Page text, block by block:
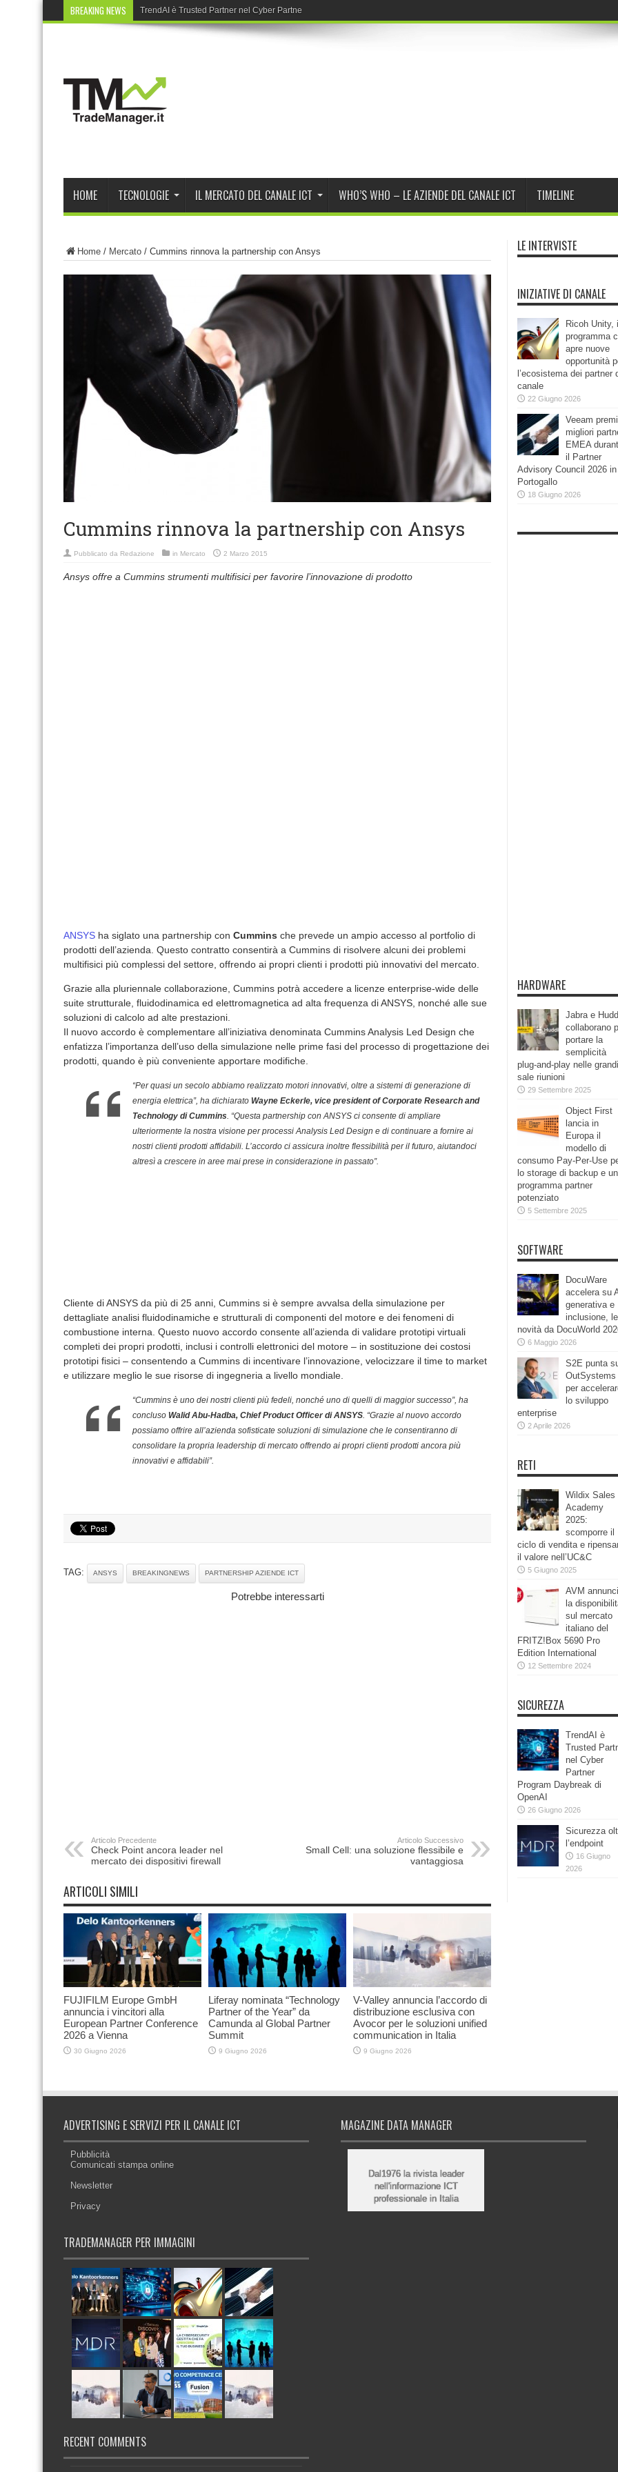
BREAKING NEWS TrendAI è Trusted Partner nel Cyber Partner Program Daybreak di O
HOME TECNOLOGIE IL MERCATO DEL CANALE ICT WHO’S WHO – LE AZIENDE DEL CANALE ICT TIMELINE
Home / Mercato / Cummins rinnova la partnership con Ansys
Cummins rinnova la partnership con Ansys
Pubblicato da Redazione in Mercato 2 Marzo 2015
Ansys offre a Cummins strumenti multifisici per favorire l’innovazione di prodotto
ANSYS ha siglato una partnership con Cummins che prevede un ampio accesso al portfolio di
prodotti dell’azienda. Questo contratto consentirà a Cummins di risolvere alcuni dei problemi
multifisici più complessi del settore, offrendo ai propri clienti i prodotti più innovativi del mercato.
Grazie alla pluriennale collaborazione, Cummins potrà accedere a licenze enterprise-wide delle
suite strutturale, fluidodinamica ed elettromagnetica ad alta frequenza di ANSYS, nonché alle sue
soluzioni di calcolo ad alte prestazioni.
Il nuovo accordo è complementare all’iniziativa denominata Cummins Analysis Led Design che
enfatizza l’importanza dell’uso della simulazione nelle prime fasi del processo di progettazione dei
prodotti, quando è più conveniente apportare modifiche.
“Per quasi un secolo abbiamo realizzato motori innovativi, oltre a sistemi di generazione di
energia elettrica”, ha dichiarato Wayne Eckerle, vice president of Corporate Research and
Technology di Cummins. “Questa partnership con ANSYS ci consente di ampliare
ulteriormente la nostra visione per processi Analysis Led Design e di continuare a fornire ai
nostri clienti prodotti affidabili. L’accordo ci assicura inoltre flessibilità per il futuro, aiutandoci
altresì a crescere in aree mai prese in considerazione in passato”.
Cliente di ANSYS da più di 25 anni, Cummins si è sempre avvalsa della simulazione per
dettagliate analisi fluidodinamiche e strutturali di componenti del motore e dei fenomeni di
combustione interna. Questo nuovo accordo consente all’azienda di validare prototipi virtuali
completi dei propri prodotti, inclusi i controlli elettronici del motore – in sostituzione dei costosi
prototipi fisici – consentendo a Cummins di incentivare l’innovazione, velocizzare il time to market
e utilizzare meglio le sue risorse di ingegneria a livello mondiale.
“Cummins è uno dei nostri clienti più fedeli, nonché uno di quelli di maggior successo”, ha
concluso Walid Abu-Hadba, Chief Product Officer di ANSYS. “Grazie al nuovo accordo
possiamo offrire all’azienda sofisticate soluzioni di simulazione che le consentiranno di
consolidare la propria leadership di mercato offrendo ai propri clienti prodotti ancora più
innovativi e affidabili”.
TAG: ANSYS BREAKINGNEWS PARTNERSHIP AZIENDE ICT
Potrebbe interessarti
Articolo Precedente
Check Point ancora leader nel
mercato dei dispositivi firewall
Articolo Successivo
Small Cell: una soluzione flessibile e
vantaggiosa
ARTICOLI SIMILI
FUJIFILM Europe GmbH
annuncia i vincitori alla
European Partner Conference
2026 a Vienna
30 Giugno 2026
Liferay nominata “Technology
Partner of the Year” da
Camunda al Global Partner
Summit
9 Giugno 2026
V-Valley annuncia l’accordo di
distribuzione esclusiva con
Avocor per le soluzioni unified
communication in Italia
9 Giugno 2026
LE INTERVISTE
INIZIATIVE DI CANALE
Ricoh Unity, il
programma
apre nuove
opportunità
l’ecosistema dei partner
canale
22 Giugno 2026
Veeam
migliori
EMEA
il Partner
Advisory Council 2026 in
Portogallo
18 Giugno 2026
HARDWARE
Jabra e
collaborano
portare la
semplicità
plug-and-play nelle grandi
sale riunioni
29 Settembre 2025
Object First
lancia in
Europa il
modello di
consumo Pay-Per-Use
lo storage di backup e un
programma partner
potenziato
5 Settembre 2025
SOFTWARE
DocuWare
accelera su
generativa e
inclusione, le
novità da DocuWorld
6 Maggio 2026
S2E punta
OutSystems
per
lo sviluppo
enterprise
2 Aprile 2026
RETI
Wildix Sales
Academy
2025:
scomporre il
ciclo di vendita e
il valore nell’UC&C
5 Giugno 2025
AVM
la
sul mercato
italiano del
FRITZ!Box 5690 Pro
Edition International
12 Settembre 2024
SICUREZZA
TrendAI è
Trusted
nel Cyber
Partner
Program Daybreak di
OpenAI
26 Giugno 2026
Sicurezza
l’endpoint
16 Giugno
2026
ADVERTISING E SERVIZI PER IL CANALE ICT
Pubblicità
Comunicati stampa online
Newsletter
Privacy
TRADEMANAGER PER IMMAGINI
RECENT COMMENTS
MAGAZINE DATA MANAGER
Dal1976 la rivista leader
nell'informazione ICT
professionale in Italia